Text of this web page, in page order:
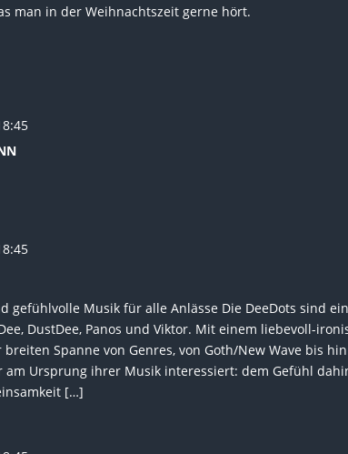
man in der Weihnachtszeit gerne hört.
gefühlvolle Musik für alle Anlässe Die DeeDots sind
DustDee, Panos und Viktor. Mit einem liebevoll-
Spanne von Genres, von Goth/New Wave bis
am Ursprung ihrer Musik interessiert: dem Gefühl
[…]